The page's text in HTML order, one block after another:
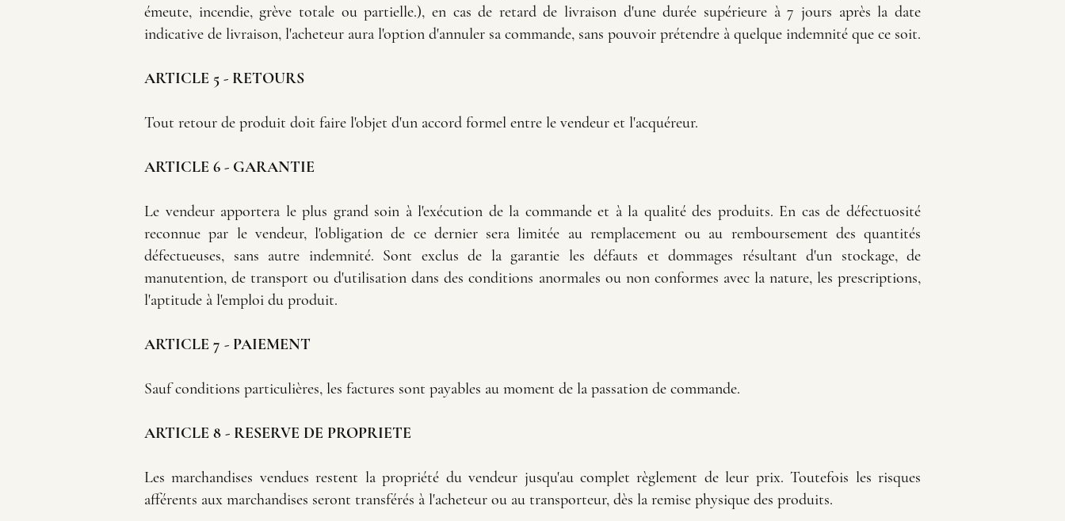
émeute, incendie, grève totale ou partielle.), en cas de retard de livraison d'une durée supérieure à 7 jours après la date
indicative de livraison, l'acheteur aura l'option d'annuler sa commande, sans pouvoir prétendre à quelque indemnité que ce soit.
ARTICLE 5 - RETOURS
Tout retour de produit doit faire l'objet d'un accord formel entre le vendeur et l'acquéreur.
ARTICLE 6 - GARANTIE
Le vendeur apportera le plus grand soin à l'exécution de la commande et à la qualité des produits. En cas de défectuosité
reconnue par le vendeur, l'obligation de ce dernier sera limitée au remplacement ou au remboursement des quantités
défectueuses, sans autre indemnité. Sont exclus de la garantie les défauts et dommages résultant d'un stockage, de
manutention, de transport ou d'utilisation dans des conditions anormales ou non conformes avec la nature, les prescriptions,
l'aptitude à l'emploi du produit.
ARTICLE 7 - PAIEMENT
Sauf conditions particulières, les factures sont payables au moment de la passation de commande.
ARTICLE 8 - RESERVE DE PROPRIETE
Les marchandises vendues restent la propriété du vendeur jusqu'au complet règlement de leur prix. Toutefois les risques
afférents aux marchandises seront transférés à l'acheteur ou au transporteur, dès la remise physique des produits.